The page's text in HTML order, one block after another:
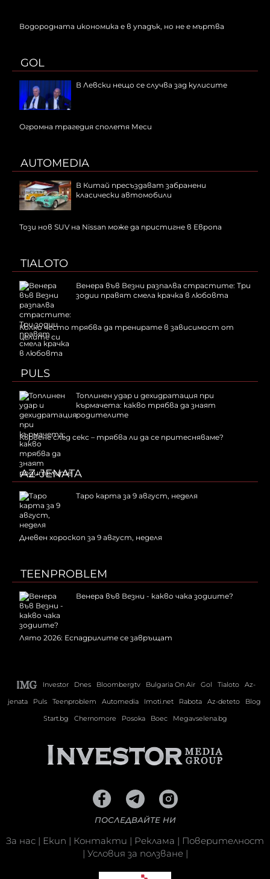
Водородната икономика е в упадък, но не е мъртва
GOL
В Левски нещо се случва зад кулисите
Огромна трагедия сполетя Меси
AUTOMEDIA
В Китай пресъздават забранени
класически автомобили
Този нов SUV на Nissan може да пристигне в Европа
TIALOTO
Венера във Везни разпалва страстите: Три
зодии правят смела крачка в любовта
Колко често трябва да тренирате в зависимост от
целите си
PULS
Топлинен удар и дехидратация при
кърмачета: какво трябва да знаят
родителите
Кървене след секс – трябва ли да се притесняваме?
AZ-JENATA
Таро карта за 9 август, неделя
Дневен хороскоп за 9 август, неделя
TEENPROBLEM
Венера във Везни - какво чака зодиите?
Лято 2026: Еспадрилите се завръщат
Investor Dnes Bloombergtv Bulgaria On Air Gol Tialoto
Az-
jenata
Puls Teenproblem Automedia Imoti.net Rabota Az-deteto
Blog
Start.bg
Chernomore Posoka Boec Megavselena.bg
ПОСЛЕДВАЙТЕ НИ
За нас | Екип | Контакти | Реклама | Поверителност
| Условия за ползване|